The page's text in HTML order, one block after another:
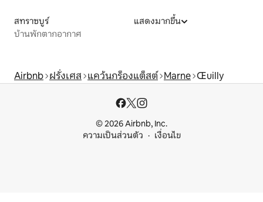
สทราซบูร์
บ้านพักตากอากาศ
แสดงมากขึ้น
Airbnb ฝรั่งเศส แคว้นกร็องแต็สต์ Marne Œuilly
© 2026 Airbnb, Inc.
ความเป็นส่วนตัว
เงื่อนไข